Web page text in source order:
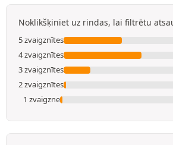
Noklikšķiniet uz rindas, lai filtrētu
5 zvaigznītes
4 zvaigznītes
3 zvaigznītes
2 zvaigznītes
1 zvaigzne